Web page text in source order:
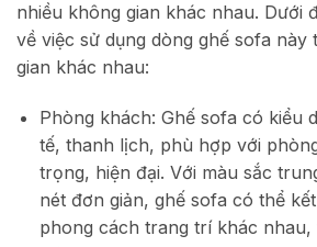
nhiều không gian khác nhau. Dưới
về việc sử dụng dòng ghế sofa này
gian khác nhau:
Phòng khách: Ghế sofa có kiểu
tế, thanh lịch, phù hợp với
trọng, hiện đại. Với màu sắc
nét đơn giản, ghế sofa có thể
phong cách trang trí khác nhau,